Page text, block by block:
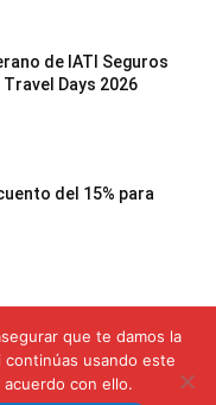
de IATI Seguros
Days 2026
del 15% para
el Monte Fuji:
la cima con
que te damos la
usando este
con ello.